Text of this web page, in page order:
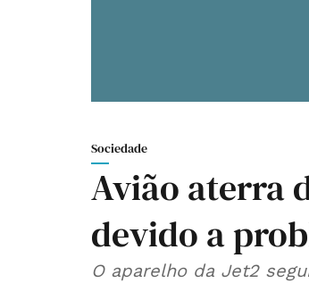
Sociedade
Avião aterra
devido a
O aparelho da Jet2